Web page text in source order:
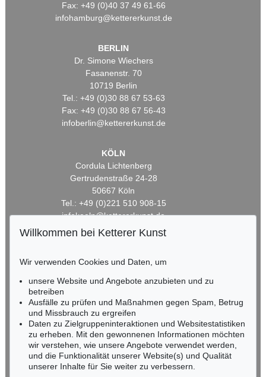
Fax: +49 (0)40 37 49 61-66
infohamburg@kettererkunst.de
BERLIN
Dr. Simone Wiechers
Fasanenstr. 70
10719 Berlin
Tel.: +49 (0)30 88 67 53-63
Fax: +49 (0)30 88 67 56-43
infoberlin@kettererkunst.de
KÖLN
Cordula Lichtenberg
Gertrudenstraße 24-28
50667 Köln
Tel.: +49 (0)221 510 908-15
infokoeln@kettererkunst.de
HESSEN
Miriam Heß
Tel.: +49 (0)62 21 58 80-038
Fax: +49 (0)62 21 58 80-595
infoheidelberg@kettererkunst.de
NORDDEUTSCHLAND
Nico Kassel, M.A.
Willkommen bei Ketterer Kunst
Wir verwenden Cookies und Daten, um
unsere Website und Angebote anzubieten und zu
betreiben
Ausfälle zu prüfen und Maßnahmen gegen Spam, Betrug
und Missbrauch zu ergreifen
Daten zu Zielgruppeninteraktionen und Websitestatistiken
zu erheben. Mit den gewonnenen Informationen möchten
wir verstehen, wie unsere Angebote verwendet werden,
und die Funktionalität unserer Website(s) und Qualität
unserer Inhalte für Sie weiter zu verbessern.